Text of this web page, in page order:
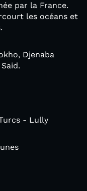
par la France.
les océans et
Djenaba
- Lully